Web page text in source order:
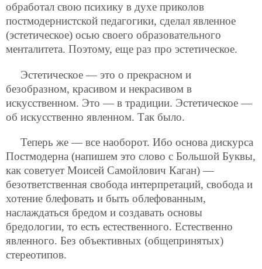
обработал свою психику в духе приколов
постмодернистской педагогики, сделал явленное
(эстетическое) осью своего образовательного
менталитета. Поэтому, еще раз про эстетическое.
Эстетическое — это о прекрасном и
безобразном, красивом и некрасивом в
искусственном. Это — в традиции. Эстетическое —
об искусственно явленном. Так было.
Теперь же — все наоборот. Ибо основа дискурса
Постмодерна (напишем это слово с Большой Буквы,
как советует Моисей Самойлович Каган) —
безответственная свобода интерпретаций, свобода и
хотение блефовать и быть облефованным,
наслаждаться бредом и создавать основы
бредологии, то есть естественного. Естественно
явленного. Без объективных (общепринятых)
стереотипов.